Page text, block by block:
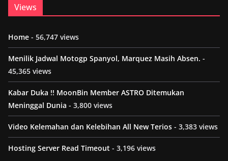
Views
Home - 56,747 views
Menilik Jadwal Motogp Spanyol, Marquez Masih Absen. -
45,365 views
Kabar Duka !! MoonBin Member ASTRO Ditemukan
Meninggal Dunia - 3,800 views
Video Kelemahan dan Kelebihan All New Terios - 3,383 views
Hosting Server Read Timeout - 3,196 views